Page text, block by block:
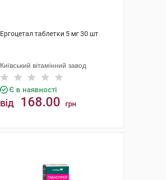
Ергоцетал таблетки 5 мг 30 шт
Київський вітамінний завод
Є в наявності
від 168.00 грн